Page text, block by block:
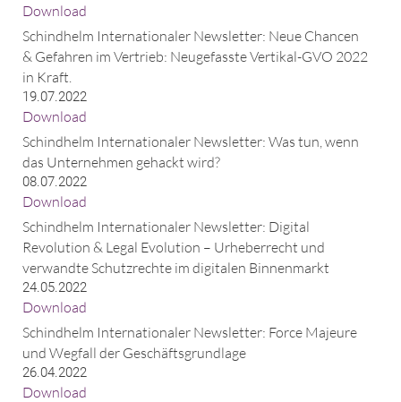
Download
Schindhelm Internationaler Newsletter: Neue Chancen
& Gefahren im Vertrieb: Neugefasste Vertikal-GVO 2022
in Kraft.
19.07.2022
Download
Schindhelm Internationaler Newsletter: Was tun, wenn
das Unternehmen gehackt wird?
08.07.2022
Download
Schindhelm Internationaler Newsletter: Digital
Revolution & Legal Evolution – Urheberrecht und
verwandte Schutzrechte im digitalen Binnenmarkt
24.05.2022
Download
Schindhelm Internationaler Newsletter: Force Majeure
und Wegfall der Geschäftsgrundlage
26.04.2022
Download